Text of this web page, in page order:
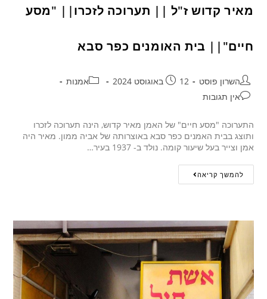
מאיר קדוש ז"ל || תערוכה לזכרו|| "מסע
חיים"|| בית האומנים כפר סבא
השרון פוסט 12 באוגוסט 2024
אמנות
אין תגובות
התערוכה "מסע חיים" של האמן מאיר קדוש, הינה תערוכה לזכרו
ותוצג בבית האמנים כפר סבא באוצרותה של אביה ממון. מאיר היה
אמן וצייר בעל שיעור קומה. נולד ב- 1937 בעיר…
להמשך קריאה